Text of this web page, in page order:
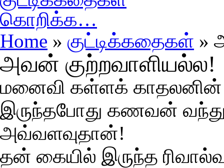
கொறிக்க…
Home » குட்டிக்கதைகள் »
அவன் குற்றவாளியல்ல!
மனைவி கள்ளக்
இருந்தபோது கணவன்
அவ்வளவுதான்!
தன் கையில் இருந்த